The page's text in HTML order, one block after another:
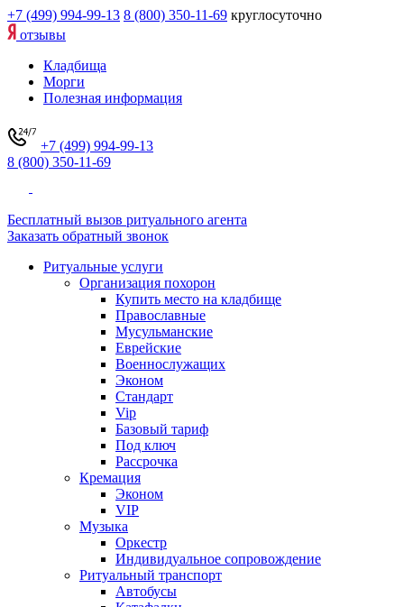
+7 (499) 994-99-13 8 (800) 350-11-69 круглосуточно
отзывы
Кладбища
Морги
Полезная информация
+7 (499) 994-99-13
8 (800) 350-11-69
Бесплатный вызов ритуального агента
Заказать обратный звонок
Ритуальные услуги
Организация похорон
Купить место на кладбище
Православные
Мусульманские
Еврейские
Военнослужащих
Эконом
Стандарт
Vip
Базовый тариф
Под ключ
Рассрочка
Кремация
Эконом
VIP
Музыка
Оркестр
Индивидуальное сопровождение
Ритуальный транспорт
Автобусы